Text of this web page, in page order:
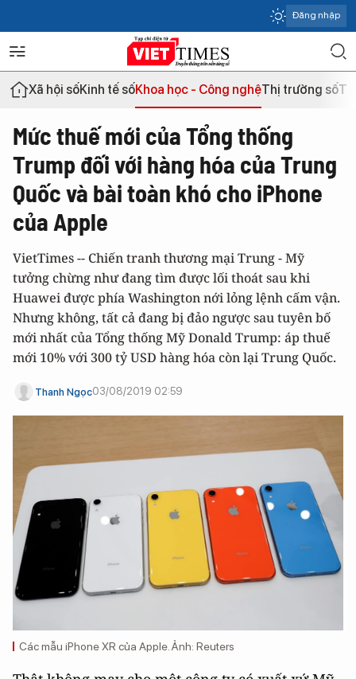
Đăng nhập
Xã hội sốKinh tế sốKhoa học - Công nghệThị trường số
Mức thuế mới của Tổng thống
Trump đối với hàng hóa của Trung
Quốc và bài toàn khó cho iPhone
của Apple
VietTimes -- Chiến tranh thương mại Trung - Mỹ
tưởng chừng như đang tìm được lối thoát sau khi
Huawei được phía Washington nới lỏng lệnh cấm vận.
Nhưng không, tất cả đang bị đảo ngược sau tuyên bố
mới nhất của Tổng thống Mỹ Donald Trump: áp thuế
mới 10% với 300 tỷ USD hàng hóa còn lại Trung Quốc.
Thanh Ngọc03/08/2019 02:59
Các mẫu iPhone XR của Apple. Ảnh: Reuters